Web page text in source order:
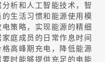
析和人工智能技术，智
生活习惯和能源使用模
策略，实现能源的精细
庭成员的日常作息时间
高峰期充电，降低能源
时能够提供充足的电能